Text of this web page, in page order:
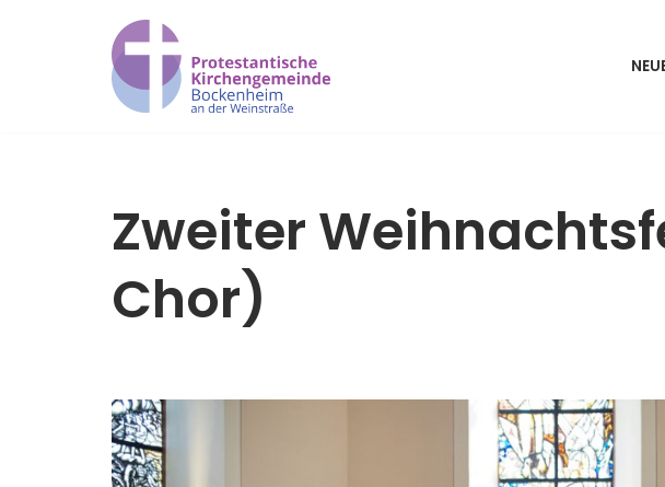
Zweiter
Chor)